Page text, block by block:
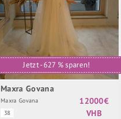
Jetzt -627 % sparen!
Maxra Govana
Maxra Govana
38
12000€
VHB